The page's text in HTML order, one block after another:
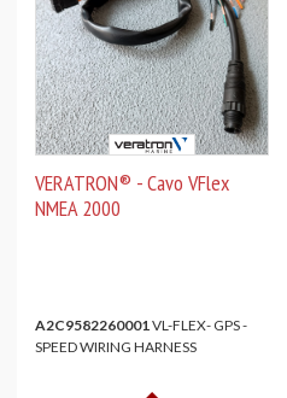
VERATRON® - Cavo VFlex
NMEA 2000
A2C9582260001VL-FLEX- GPS -
SPEED WIRING HARNESS